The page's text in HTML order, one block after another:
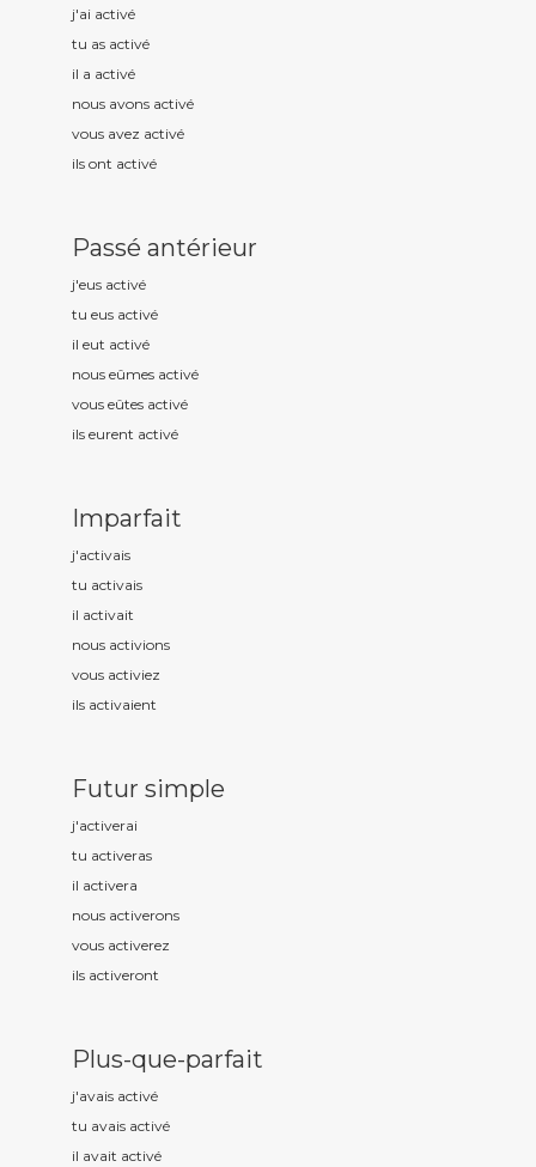
j'ai activé
tu as activé
il a activé
nous avons activé
vous avez activé
ils ont activé
Passé antérieur
j'eus activé
tu eus activé
il eut activé
nous eûmes activé
vous eûtes activé
ils eurent activé
Imparfait
j'activais
tu activais
il activait
nous activions
vous activiez
ils activaient
Futur simple
j'activerai
tu activeras
il activera
nous activerons
vous activerez
ils activeront
Plus-que-parfait
j'avais activé
tu avais activé
il avait activé